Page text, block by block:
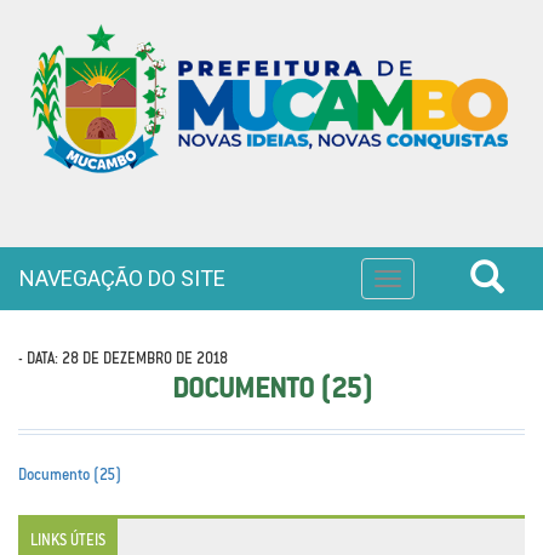
Toggle
navigation
NAVEGAÇÃO DO SITE
- DATA: 28 DE DEZEMBRO DE 2018
DOCUMENTO (25)
Documento (25)
LINKS ÚTEIS